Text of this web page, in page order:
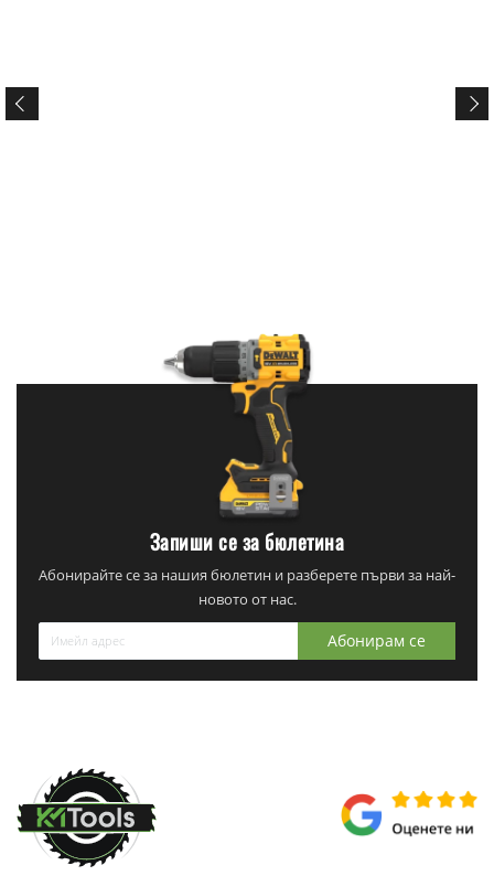
Запиши се за бюлетина
Абонирайте се за нашия бюлетин и разберете първи за най-
новото от нас.
Абонирам се